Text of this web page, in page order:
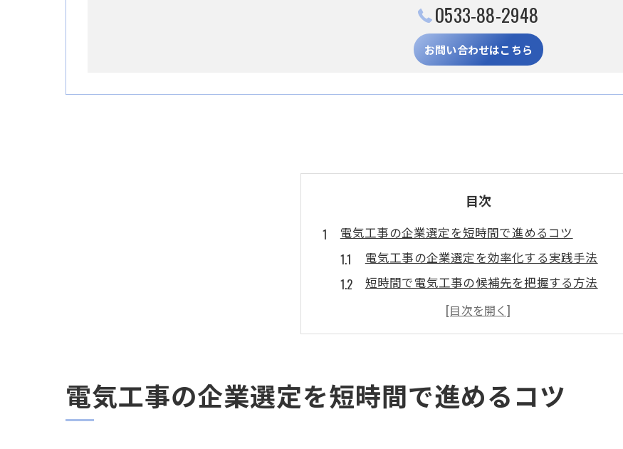
0533-88-2948
お問い合わせはこちら
目次
電気工事の企業選定を短時間で進めるコツ
電気工事の企業選定を効率化する実践手法
短時間で電気工事の候補先を把握する方法
電気工事関連企業の選び方と比較ポイント
信頼できる電気工事会社を素早く見極める視点
地域特性を活かした電気工事アプローチの工夫
地域特性を踏まえた電気工事アプローチ戦略
電気工事の企業選定を短時間で進めるコツ